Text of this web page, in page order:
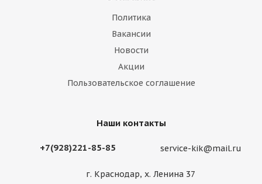
Политика
Вакансии
Новости
Акции
Пользовательское соглашение
Наши контакты
+7(928)221-85-85 service-kik@mail.ru
г. Краснодар, х. Ленина 37